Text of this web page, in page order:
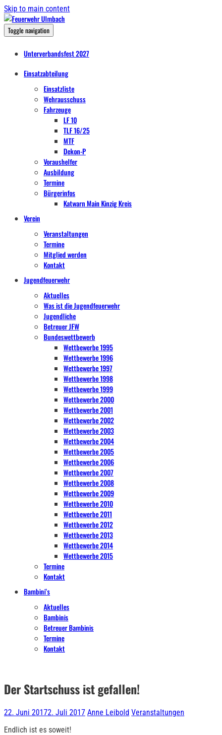
Skip to main content
Toggle navigation
Unterverbandsfest 2027
Einsatzabteilung
Einsatzliste
Wehrausschuss
Fahrzeuge
LF 10
TLF 16/25
MTF
Dekon-P
Voraushelfer
Ausbildung
Termine
Bürgerinfos
Katwarn Main Kinzig Kreis
Verein
Veranstaltungen
Termine
Mitglied werden
Kontakt
Jugendfeuerwehr
Aktuelles
Was ist die Jugendfeuerwehr
Jugendliche
Betreuer JFW
Bundeswettbewerb
Wettbewerbe 1995
Wettbewerbe 1996
Wettbewerbe 1997
Wettbewerbe 1998
Wettbewerbe 1999
Wettbewerbe 2000
Wettbewerbe 2001
Wettbewerbe 2002
Wettbewerbe 2003
Wettbewerbe 2004
Wettbewerbe 2005
Wettbewerbe 2006
Wettbewerbe 2007
Wettbewerbe 2008
Wettbewerbe 2009
Wettbewerbe 2010
Wettbewerbe 2011
Wettbewerbe 2012
Wettbewerbe 2013
Wettbewerbe 2014
Wettbewerbe 2015
Termine
Kontakt
Bambini’s
Aktuelles
Bambinis
Betreuer Bambinis
Termine
Kontakt
Der Startschuss ist gefallen!
22. Juni 20172. Juli 2017 Anne Leibold Veranstaltungen
Endlich ist es soweit!